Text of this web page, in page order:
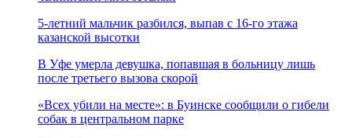
5-летний мальчик разбился, выпав с 16-го этажа
казанской высотки
В Уфе умерла девушка, попавшая в больницу лишь
после третьего вызова скорой
«Всех убили на месте»: в Буинске сообщили о гибели
собак в центральном парке